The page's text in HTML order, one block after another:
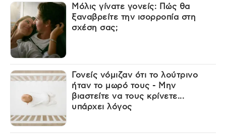
Μόλις γίνατε γονείς: Πώς θα
ξαναβρείτε την ισορροπία στη
σχέση σας;
Γονείς νόμιζαν ότι το λούτρινο
ήταν το μωρό τους - Μην
βιαστείτε να τους κρίνετε...
υπάρχει λόγος